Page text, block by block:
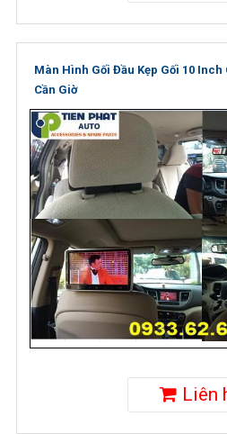
Màn Hình Gối Đầu Kẹp Gối 10
Cần Giờ
Liên